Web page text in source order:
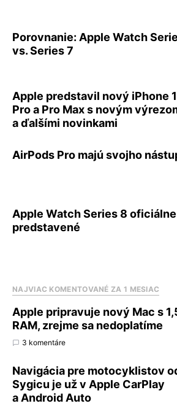
Porovnanie: Apple Watch
vs. Series 7
Apple predstavil nový iPhone
Pro a Pro Max s novým
a ďalšími novinkami
AirPods Pro majú svojho
Apple Watch Series 8 oficiálne
predstavené
NAJVIAC KOMENTOVANÉ ZA 1 MESIAC
Apple pripravuje nový Mac s
RAM, zrejme sa nedoplatíme
3 komentáre
Navigácia pre motocyklistov
Sygicu je už v Apple CarPlay
a Android Auto